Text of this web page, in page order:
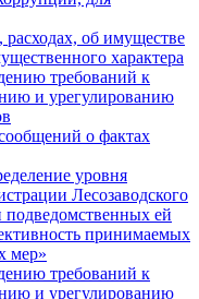
расходах, об имуществе
характера
требований к
и урегулированию
о фактах
уровня
Лесозаводского
подведомственных ей
принимаемых
мер»
требований к
и урегулированию